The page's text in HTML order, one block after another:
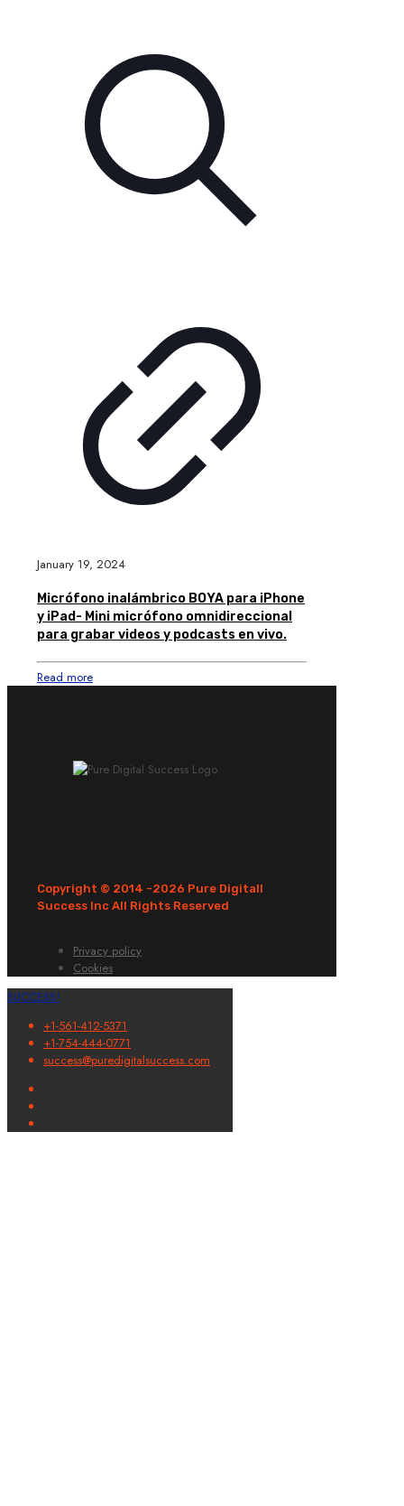
January 19, 2024
Micrófono inalámbrico BOYA para iPhone
y iPad- Mini micrófono omnidireccional
para grabar videos y podcasts en vivo.
Read more
Copyright © 2014 -2026 Pure Digitall
Success Inc All Rights Reserved
Privacy policy
Cookies
SUCCESS!
+1-561-412-5371
+1-754-444-0771
success@puredigitalsuccess.com